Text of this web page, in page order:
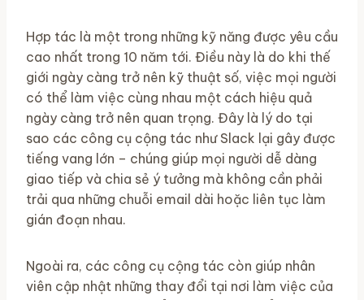
Hợp tác là một trong những kỹ năng được yêu cầu
cao nhất trong 10 năm tới. Điều này là do khi thế
giới ngày càng trở nên kỹ thuật số, việc mọi người
có thể làm việc cùng nhau một cách hiệu quả
ngày càng trở nên quan trọng. Đây là lý do tại
sao các công cụ cộng tác như Slack lại gây được
tiếng vang lớn – chúng giúp mọi người dễ dàng
giao tiếp và chia sẻ ý tưởng mà không cần phải
trải qua những chuỗi email dài hoặc liên tục làm
gián đoạn nhau.
Ngoài ra, các công cụ cộng tác còn giúp nhân
viên cập nhật những thay đổi tại nơi làm việc của